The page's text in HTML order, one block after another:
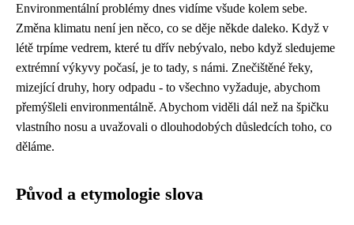
Environmentální problémy dnes vidíme všude kolem sebe.
Změna klimatu není jen něco, co se děje někde daleko. Když v
létě trpíme vedrem, které tu dřív nebývalo, nebo když sledujeme
extrémní výkyvy počasí, je to tady, s námi. Znečištěné řeky,
mizející druhy, hory odpadu - to všechno vyžaduje, abychom
přemýšleli environmentálně. Abychom viděli dál než na špičku
vlastního nosu a uvažovali o dlouhodobých důsledcích toho, co
děláme.
Původ a etymologie slova